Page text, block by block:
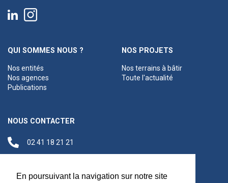
En poursuivant la navigation sur notre site
QUI SOMMES NOUS ?
Nos entités
Nos agences
Publications
NOS PROJETS
Nos terrains à bâtir
Toute l'actualité
NOUS CONTACTER
02 41 18 21 21
Siège social